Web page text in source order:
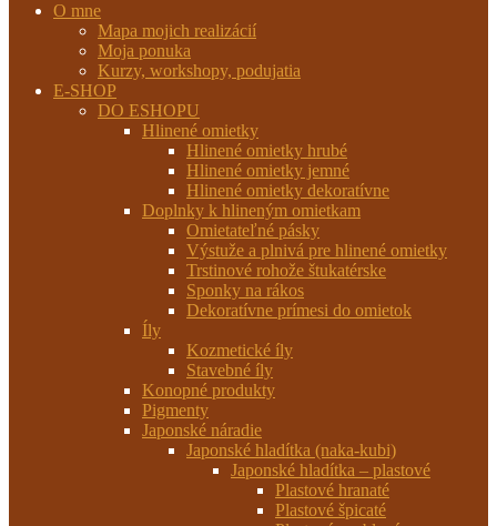
O mne
Mapa mojich realizácií
Moja ponuka
Kurzy, workshopy, podujatia
E-SHOP
DO ESHOPU
Hlinené omietky
Hlinené omietky hrubé
Hlinené omietky jemné
Hlinené omietky dekoratívne
Doplnky k hlineným omietkam
Omietateľné pásky
Výstuže a plnivá pre hlinené omietky
Trstinové rohože štukatérske
Sponky na rákos
Dekoratívne prímesi do omietok
Íly
Kozmetické íly
Stavebné íly
Konopné produkty
Pigmenty
Japonské náradie
Japonské hladítka (naka-kubi)
Japonské hladítka – plastové
Plastové hranaté
Plastové špicaté